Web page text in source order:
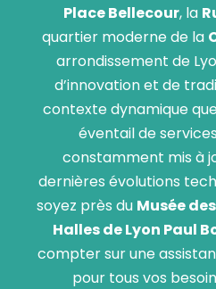
Place Bellecour, la
quartier moderne de la
arrondissement de
d’innovation et de
contexte dynamique
éventail de
constamment mis à
dernières évolutions
soyez près du Musée
Halles de Lyon Paul
compter sur une
pour tous vos